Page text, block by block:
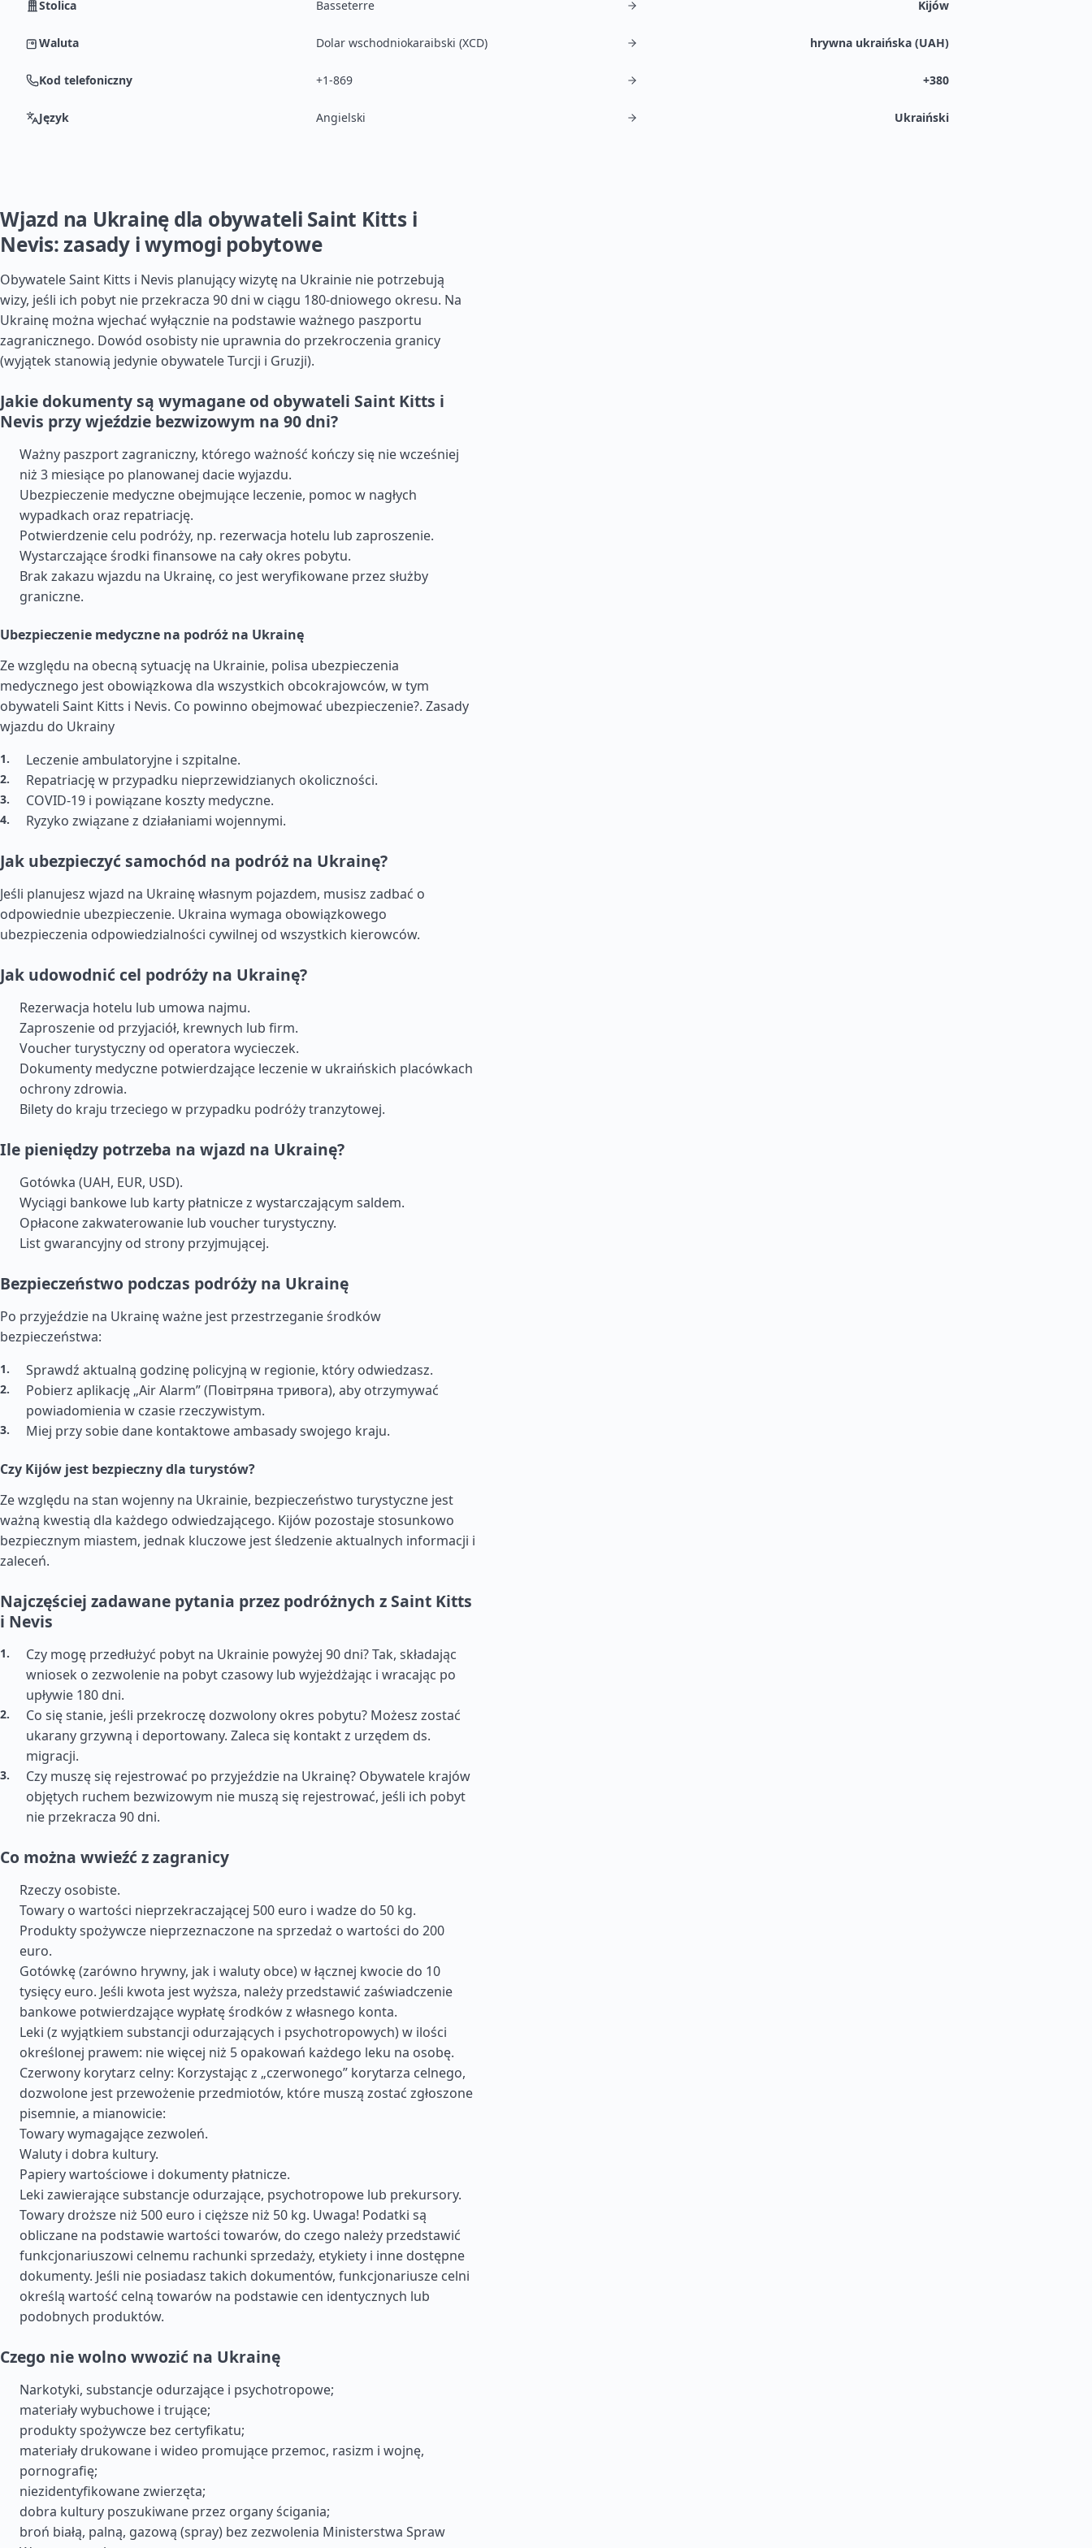
Stolica Basseterre Kijów
Waluta Dolar wschodniokaraibski (XCD) hrywna ukraińska (UAH)
Kod telefoniczny +1-869 +380
Język Angielski Ukraiński
Wjazd na Ukrainę dla obywateli Saint Kitts i
Nevis: zasady i wymogi pobytowe
Obywatele Saint Kitts i Nevis planujący wizytę na Ukrainie nie potrzebują
wizy, jeśli ich pobyt nie przekracza 90 dni w ciągu 180-dniowego okresu. Na
Ukrainę można wjechać wyłącznie na podstawie ważnego paszportu
zagranicznego. Dowód osobisty nie uprawnia do przekroczenia granicy
(wyjątek stanowią jedynie obywatele Turcji i Gruzji).
Jakie dokumenty są wymagane od obywateli Saint Kitts i
Nevis przy wjeździe bezwizowym na 90 dni?
Ważny paszport zagraniczny, którego ważność kończy się nie wcześniej
niż 3 miesiące po planowanej dacie wyjazdu.
Ubezpieczenie medyczne obejmujące leczenie, pomoc w nagłych
wypadkach oraz repatriację.
Potwierdzenie celu podróży, np. rezerwacja hotelu lub zaproszenie.
Wystarczające środki finansowe na cały okres pobytu.
Brak zakazu wjazdu na Ukrainę, co jest weryfikowane przez służby
graniczne.
Ubezpieczenie medyczne na podróż na Ukrainę
Ze względu na obecną sytuację na Ukrainie, polisa ubezpieczenia
medycznego jest obowiązkowa dla wszystkich obcokrajowców, w tym
obywateli Saint Kitts i Nevis. Co powinno obejmować ubezpieczenie?. Zasady
wjazdu do Ukrainy
Leczenie ambulatoryjne i szpitalne.
Repatriację w przypadku nieprzewidzianych okoliczności.
COVID-19 i powiązane koszty medyczne.
Ryzyko związane z działaniami wojennymi.
Jak ubezpieczyć samochód na podróż na Ukrainę?
Jeśli planujesz wjazd na Ukrainę własnym pojazdem, musisz zadbać o
odpowiednie ubezpieczenie. Ukraina wymaga obowiązkowego
ubezpieczenia odpowiedzialności cywilnej od wszystkich kierowców.
Jak udowodnić cel podróży na Ukrainę?
Rezerwacja hotelu lub umowa najmu.
Zaproszenie od przyjaciół, krewnych lub firm.
Voucher turystyczny od operatora wycieczek.
Dokumenty medyczne potwierdzające leczenie w ukraińskich placówkach
ochrony zdrowia.
Bilety do kraju trzeciego w przypadku podróży tranzytowej.
Ile pieniędzy potrzeba na wjazd na Ukrainę?
Gotówka (UAH, EUR, USD).
Wyciągi bankowe lub karty płatnicze z wystarczającym saldem.
Opłacone zakwaterowanie lub voucher turystyczny.
List gwarancyjny od strony przyjmującej.
Bezpieczeństwo podczas podróży na Ukrainę
Po przyjeździe na Ukrainę ważne jest przestrzeganie środków
bezpieczeństwa:
Sprawdź aktualną godzinę policyjną w regionie, który odwiedzasz.
Pobierz aplikację „Air Alarm” (Повітряна тривога), aby otrzymywać
powiadomienia w czasie rzeczywistym.
Miej przy sobie dane kontaktowe ambasady swojego kraju.
Czy Kijów jest bezpieczny dla turystów?
Ze względu na stan wojenny na Ukrainie, bezpieczeństwo turystyczne jest
ważną kwestią dla każdego odwiedzającego. Kijów pozostaje stosunkowo
bezpiecznym miastem, jednak kluczowe jest śledzenie aktualnych informacji i
zaleceń.
Najczęściej zadawane pytania przez podróżnych z Saint Kitts
i Nevis
Czy mogę przedłużyć pobyt na Ukrainie powyżej 90 dni? Tak, składając
wniosek o zezwolenie na pobyt czasowy lub wyjeżdżając i wracając po
upływie 180 dni.
Co się stanie, jeśli przekroczę dozwolony okres pobytu? Możesz zostać
ukarany grzywną i deportowany. Zaleca się kontakt z urzędem ds.
migracji.
Czy muszę się rejestrować po przyjeździe na Ukrainę? Obywatele krajów
objętych ruchem bezwizowym nie muszą się rejestrować, jeśli ich pobyt
nie przekracza 90 dni.
Co można wwieźć z zagranicy
Rzeczy osobiste.
Towary o wartości nieprzekraczającej 500 euro i wadze do 50 kg.
Produkty spożywcze nieprzeznaczone na sprzedaż o wartości do 200
euro.
Gotówkę (zarówno hrywny, jak i waluty obce) w łącznej kwocie do 10
tysięcy euro. Jeśli kwota jest wyższa, należy przedstawić zaświadczenie
bankowe potwierdzające wypłatę środków z własnego konta.
Leki (z wyjątkiem substancji odurzających i psychotropowych) w ilości
określonej prawem: nie więcej niż 5 opakowań każdego leku na osobę.
Czerwony korytarz celny: Korzystając z „czerwonego” korytarza celnego,
dozwolone jest przewożenie przedmiotów, które muszą zostać zgłoszone
pisemnie, a mianowicie:
Towary wymagające zezwoleń.
Waluty i dobra kultury.
Papiery wartościowe i dokumenty płatnicze.
Leki zawierające substancje odurzające, psychotropowe lub prekursory.
Towary droższe niż 500 euro i cięższe niż 50 kg. Uwaga! Podatki są
obliczane na podstawie wartości towarów, do czego należy przedstawić
funkcjonariuszowi celnemu rachunki sprzedaży, etykiety i inne dostępne
dokumenty. Jeśli nie posiadasz takich dokumentów, funkcjonariusze celni
określą wartość celną towarów na podstawie cen identycznych lub
podobnych produktów.
Czego nie wolno wwozić na Ukrainę
Narkotyki, substancje odurzające i psychotropowe;
materiały wybuchowe i trujące;
produkty spożywcze bez certyfikatu;
materiały drukowane i wideo promujące przemoc, rasizm i wojnę,
pornografię;
niezidentyfikowane zwierzęta;
dobra kultury poszukiwane przez organy ścigania;
broń białą, palną, gazową (spray) bez zezwolenia Ministerstwa Spraw